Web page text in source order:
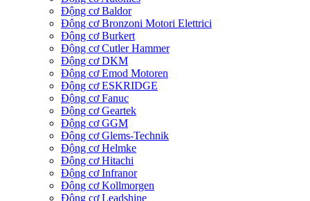
Động cơ Baldor
Động cơ Bronzoni Motori Elettrici
Động cơ Burkert
Động cơ Cutler Hammer
Động cơ DKM
Động cơ Emod Motoren
Động cơ ESKRIDGE
Động cơ Fanuc
Động cơ Geartek
Động cơ GGM
Động cơ Glems-Technik
Động cơ Helmke
Động cơ Hitachi
Động cơ Infranor
Động cơ Kollmorgen
Động cơ Leadshine